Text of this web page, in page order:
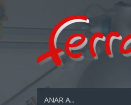
ANAR A...